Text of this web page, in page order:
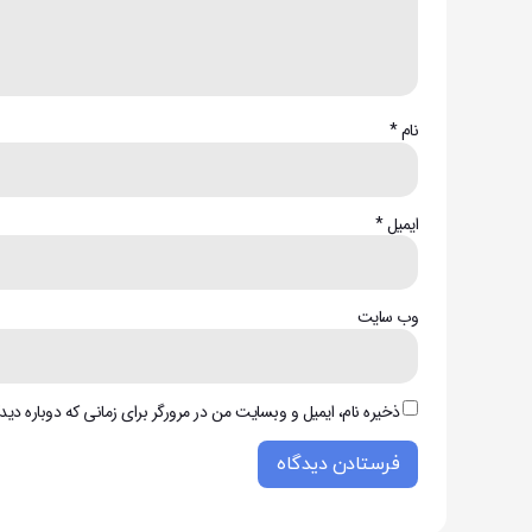
نام*
ایمیل*
وب‌ سایت
ذخیره نام، ایمیل و وبسایت من در مرورگر برای زمانی که دوباره